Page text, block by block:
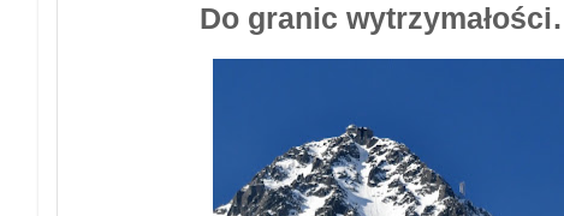
Do granic